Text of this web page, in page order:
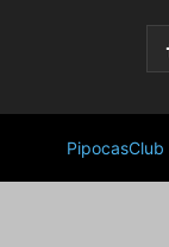
PipocasClub